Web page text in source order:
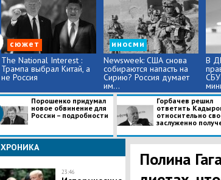
сюжет
The National Interest :
Трампа выбрал Китай, а
не Россия
иносми
Newsweek: США снова
собираются напасть на
Сирию? Россия думает
им...
В
Порошенко придумал
новое обвинение для
России – подробности
Горбачев решил
ответить
относительно
заслуженно
ХРОНИКА
23:46
Полина